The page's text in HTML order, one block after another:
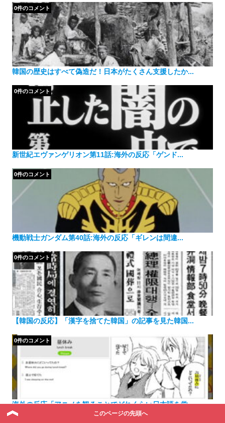
韓国の歴史はすべて偽造だ！日本がたくさん支援したか...
0件のコメント
新世紀エヴァンゲリオン第11話:海外の反応「ゲンド...
0件のコメント
機動戦士ガンダム第40話:海外の反応「ギレンは間違...
0件のコメント
【韓国の反応】「漢字を捨てた韓国」の記事を見た韓国...
0件のコメント
海外の反応「アニメを観ることでどれくらい日本語を学...
0件のコメント
このページの先頭へ